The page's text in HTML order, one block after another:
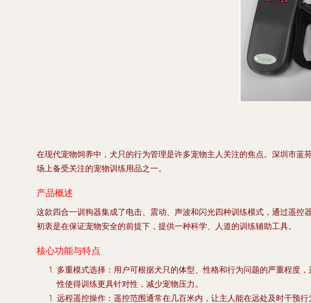
在现代宠物饲养中，犬只的行为管理是许多宠物主人关注的焦点。深圳市
场上备受关注的宠物训练用品之一。
产品概述
这款四合一训狗器集成了电击、震动、声波和闪光四种训练模式，通过遥
初衷是在保证宠物安全的前提下，提供一种科学、人道的训练辅助工具。
核心功能与特点
多重模式选择 ：用户可根据犬只的体型、性格和行为问题的严重程度
性使得训练更具针对性，减少宠物压力。
远程遥控操作 ：遥控范围通常在几百米内，让主人能在远处及时干预